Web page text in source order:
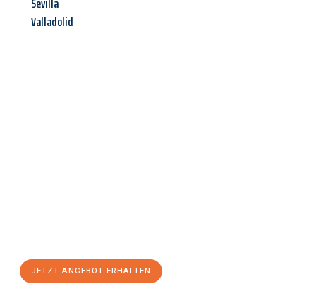
Valladolid
JETZT ANGEBOT ERHALTEN